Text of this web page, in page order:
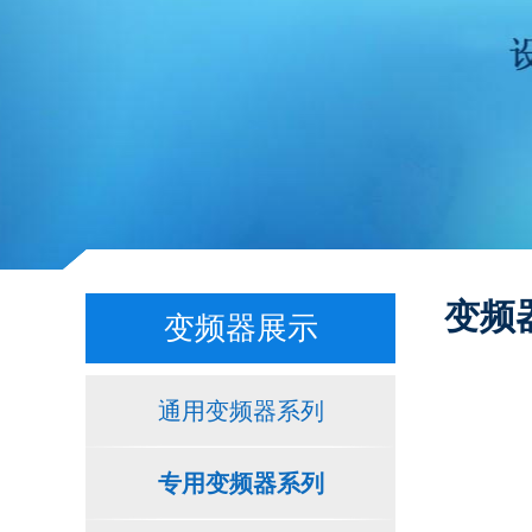
变频器展示
通用变频器系列
专用变频器系列
变频